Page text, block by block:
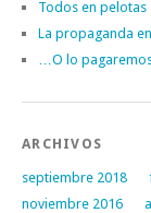
Todos en pelotas
La propaganda
…O lo
ARCHIVOS
septiembre 2018
noviembre 2016